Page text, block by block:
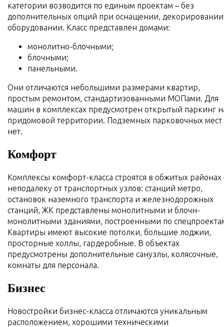
категории возводится по единым проектам – без
дополнительных опций при оснащении,
оборудовании. Класс представлен домами:
монолитно-блочными;
блочными;
панельными.
Они отличаются небольшими размерами квартир,
простым ремонтом, стандартизованными МОПами. Для
машин в комплексах предусмотрен открытый паркинг
придомовой территории. Подземных парковочных мест
нет.
Комфорт
Комплексы комфорт-класса строятся в обжитых районах
неподалеку от транспортных узлов: станций метро,
остановок наземного транспорта и железнодорожных
станций, ЖК представлены монолитными и блочн-
монолитными зданиями, построенными по
Квартиры имеют высокие потолки, большие лоджии,
просторные холлы, гардеробные. В объектах
предусмотрены дополнительные санузлы, колясочные,
комнаты для персонала.
Бизнес
Новостройки бизнес-класса отличаются уникальным
расположением, хорошими техническими